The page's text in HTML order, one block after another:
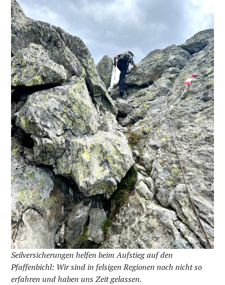
Seilversicherungen helfen beim Aufstieg auf den
Pfaffenbichl: Wir sind in felsigen Regionen noch nicht so
erfahren und haben uns Zeit gelassen.